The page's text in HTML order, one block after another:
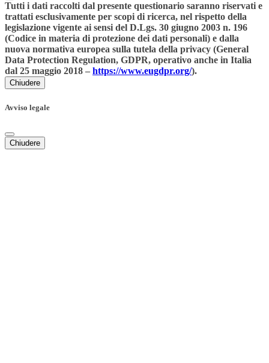
Tutti i dati raccolti dal presente questionario saranno riservati e
trattati esclusivamente per scopi di ricerca, nel rispetto della
legislazione vigente ai sensi del D.Lgs. 30 giugno 2003 n. 196
(Codice in materia di protezione dei dati personali) e dalla
nuova normativa europea sulla tutela della privacy (General
Data Protection Regulation, GDPR, operativo anche in Italia
dal 25 maggio 2018 – https://www.eugdpr.org/).
Chiudere
Avviso legale
Chiudere